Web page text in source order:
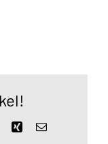
PinterestXingE-